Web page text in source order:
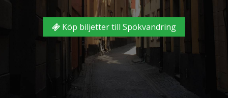
Köp biljetter till Spökvandring